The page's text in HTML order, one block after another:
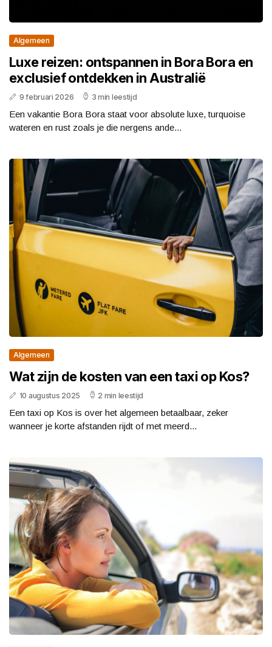
Algemeen
Luxe reizen: ontspannen in Bora Bora en
exclusief ontdekken in Australië
9 februari 2026 3 min leestijd
Een vakantie Bora Bora staat voor absolute luxe, turquoise
wateren en rust zoals je die nergens ande...
Algemeen
Wat zijn de kosten van een taxi op Kos?
10 augustus 2025 2 min leestijd
Een taxi op Kos is over het algemeen betaalbaar, zeker
wanneer je korte afstanden rijdt of met meerd...